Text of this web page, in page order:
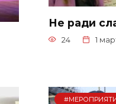
Не ради
24 1